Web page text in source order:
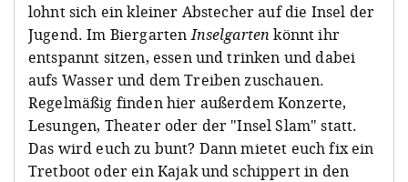
lohnt sich ein kleiner Abstecher auf die Insel der
Jugend. Im BiergartenInselgartenkönnt ihr
entspannt sitzen, essen und trinken und dabei
aufs Wasser und dem Treiben zuschauen.
Regelmäßig finden hier außerdem Konzerte,
Lesungen, Theater oder der "Insel Slam" statt.
Das wird euch zu bunt? Dann mietet euch fix ein
Tretboot oder einKajak und schippert in den